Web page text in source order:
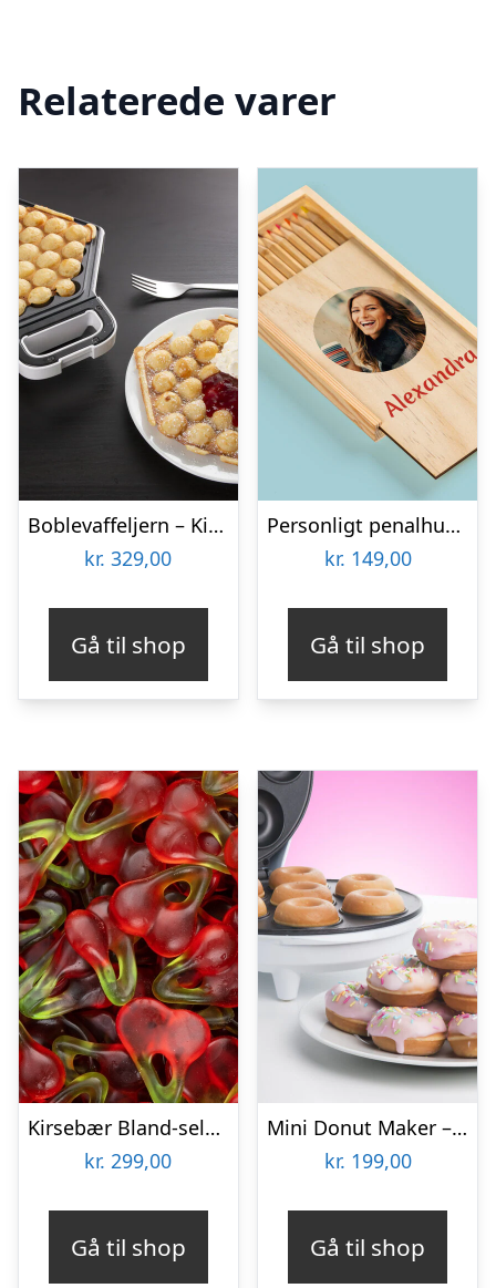
Relaterede varer
Boblevaffeljern – KitchPro
kr. 329,00
Gå til shop
Personligt penalhus med foto & tekst
kr. 149,00
Gå til shop
Kirsebær Bland-selv slik i kasser 2,4 kg
kr. 299,00
Gå til shop
Mini Donut Maker – KitchPro
kr. 199,00
Gå til shop